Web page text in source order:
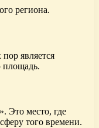
региона.
является
площадь.
Это место, где
того времени.